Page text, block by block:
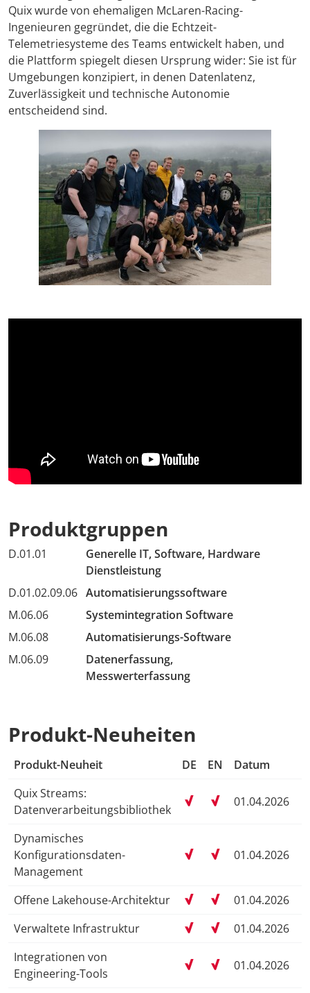
Quix wurde von ehemaligen McLaren-Racing-
Ingenieuren gegründet, die die Echtzeit-
Telemetriesysteme des Teams entwickelt haben, und
die Plattform spiegelt diesen Ursprung wider: Sie ist für
Umgebungen konzipiert, in denen Datenlaten­z,
Zuverlässigkeit und technische Autonomie
entscheidend sind.
Produktgruppen
D.01.01
Generelle IT, Software, Hardware
Dienstleistung
D.01.02.09.06 Automatisierungssoftware
M.06.06
Systemintegration Software
M.06.08
Automatisierungs-Software
M.06.09
Datenerfassung,
Messwerterfassung
Produkt-Neuheiten
Produkt-Neuheit DE EN
Datum
Quix Streams:
Datenverarbeitungsbibliothek
01.04.2026
Dynamisches
Konfigurationsdaten-
Management
01.04.2026
Offene Lakehouse-Architektur
01.04.2026
Verwaltete Infrastruktur
01.04.2026
Integrationen von
Engineering-Tools
01.04.2026